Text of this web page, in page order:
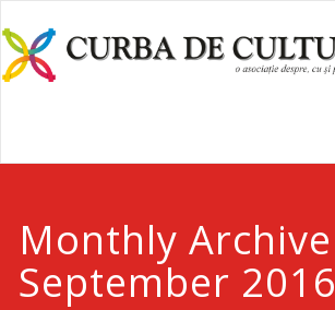
Monthly Archive
September 2016